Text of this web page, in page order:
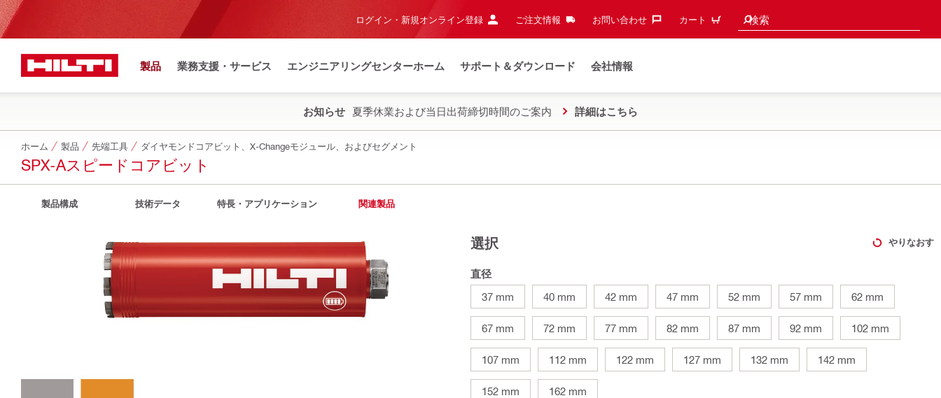
ログイン・新規オンライン登録 ご注文情報 お問い合わせ‎ カート 検索
検索候補
製品 業務支援・サービス エンジニアリングセンターホーム サポート＆ダウンロード 会社情報
お知らせ 夏季休業および当日出荷締切時間のご案内 詳細はこちら
ホーム 製品 先端工具 ダイヤモンドコアビット、X-Changeモジュール、およびセグメント
SPX-Aスピードコアビット
製品構成 技術データ 特長・アプリケーション 関連製品
選択 やりなおす
直径
37 mm
40 mm 42 mm 47 mm 52 mm 57 mm 62 mm
67 mm 72 mm 77 mm 82 mm 87 mm 92 mm 102 mm
107 mm 112 mm 122 mm 127 mm 132 mm 142 mm
152 mm 162 mm